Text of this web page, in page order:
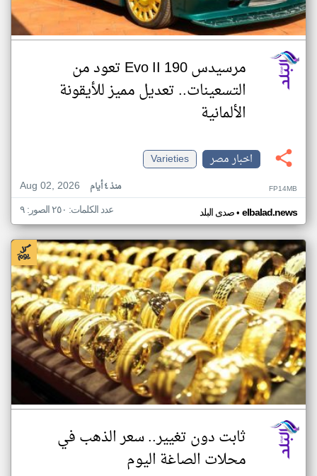
مرسيدس 190 Evo II تعود من
التسعينات.. تعديل مميز للأيقونة
الألمانية
اخبار مصر
Varieties
Aug 02, 2026
منذ ٤ أيام FP14MB
صدى البلد• elbalad.news عدد الكلمات: ٢٥٠ الصور: ٩
ثابت دون تغيير.. سعر الذهب في
محلات الصاغة اليوم